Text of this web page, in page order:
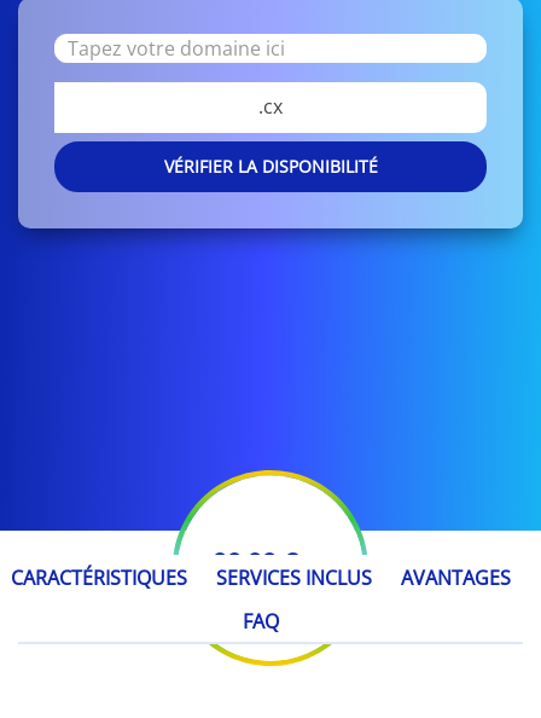
.cx
VÉRIFIER LA DISPONIBILITÉ
99,99 € / an
CARACTÉRISTIQUES SERVICES INCLUS
AVANTAGES
FAQ